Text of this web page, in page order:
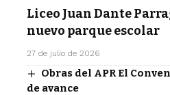
Liceo Juan Dante
nuevo parque escolar
27 de julio de 2026
Obras del APR El
de avance